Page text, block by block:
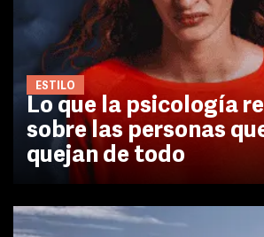
ESTILO
Lo que la psicología
sobre las personas
quejan de todo